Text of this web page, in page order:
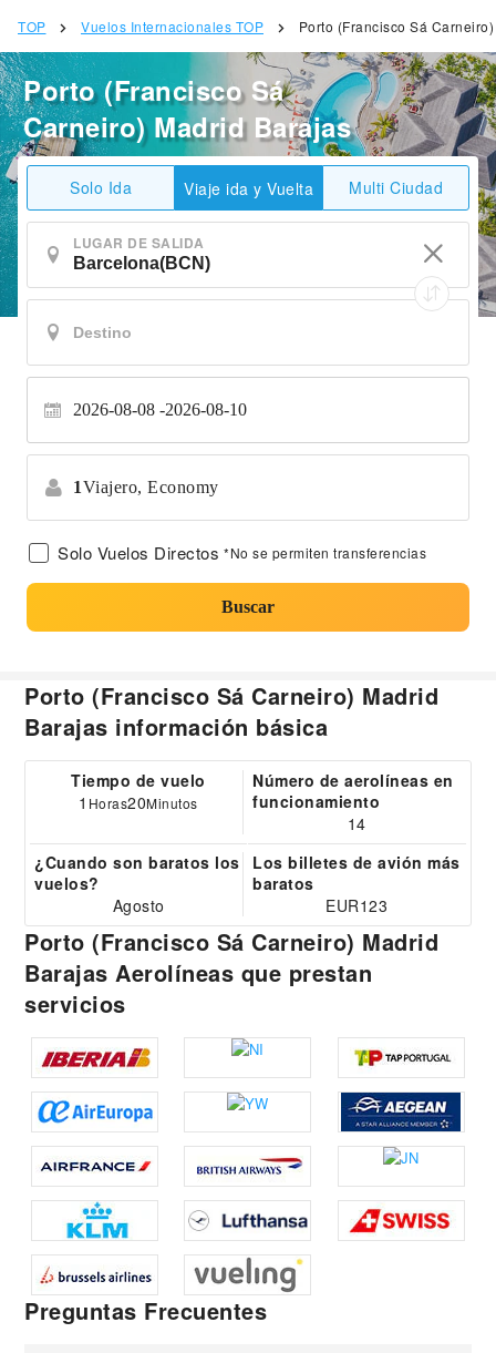
TOP Vuelos Internacionales TOP Porto (Francisco Sá
Porto (Francisco Sá
Carneiro) Madrid Barajas
Solo Ida Viaje ida y Vuelta Multi Ciudad
LUGAR DE SALIDA
2026-08-08 2026-08-10
1Viajero, Economy
Solo Vuelos Directos *No se permiten transferencias
Buscar
Porto (Francisco Sá Carneiro) Madrid
Barajas información básica
Tiempo de vuelo
1 Horas20Minutos
Número de aerolíneas en
funcionamiento
14
¿Cuando son baratos los
vuelos?
Agosto
Los billetes de avión más
baratos
EUR123
Porto (Francisco Sá Carneiro) Madrid
Barajas Aerolíneas que prestan
servicios
Preguntas Frecuentes